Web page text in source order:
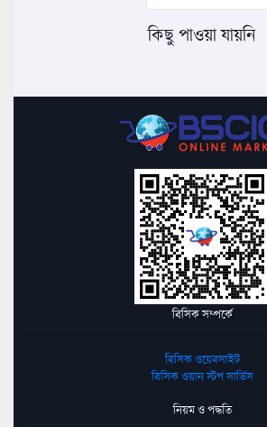
কিছু পাওয়া যায়নি
বিসিক সম্পর্কে
বিসিক ওয়েবসাইট
বিসিক ওয়ান স্টপ সার্ভিস
নিয়ম ও পদ্ধতি